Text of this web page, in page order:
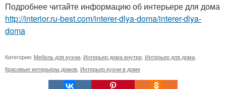
Подробнее читайте информацию об интерьере для дома
http://interior.ru-best.com/interer-dlya-doma/interer-dlya-
doma
Категории: Мебель для кухни Интерьер дома внутри Интерьер для дома
Красивые интерьеры домов Интерьер кухни в доме